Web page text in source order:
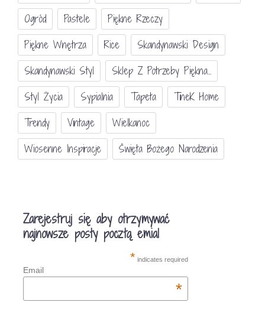
Ogród
Pastele
Piękne Rzeczy
Piękne Wnętrza
Rice
Skandynawski Design
Skandynawski Styl
Sklep Z Potrzeby Piękna...
Styl Życia
Sypialnia Tapeta
TineK Home
Trendy
Vintage
Wielkanoc
Wiosenne Inspiracje
Święta Bożego Narodzenia
Zarejestruj się aby otrzymywać
najnowsze posty pocztą emial
* indicates required
Email
*